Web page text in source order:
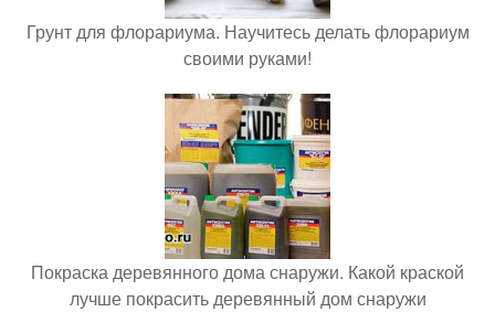
Грунт для флорариума. Научитесь делать флорариум
своими руками!
Покраска деревянного дома снаружи. Какой краской
лучше покрасить деревянный дом снаружи